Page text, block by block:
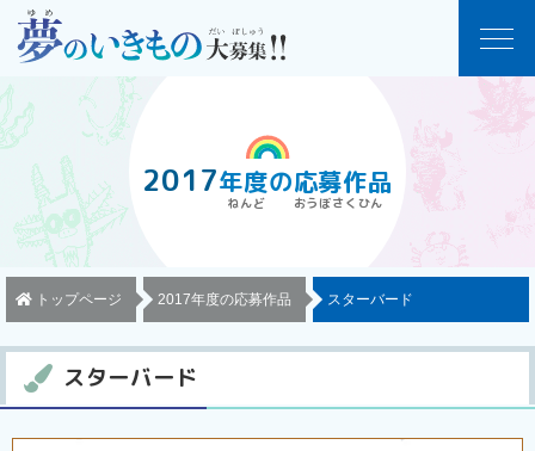
2017年度の応募作品
トップページ 2017年度の応募作品 スターバード
スターバード